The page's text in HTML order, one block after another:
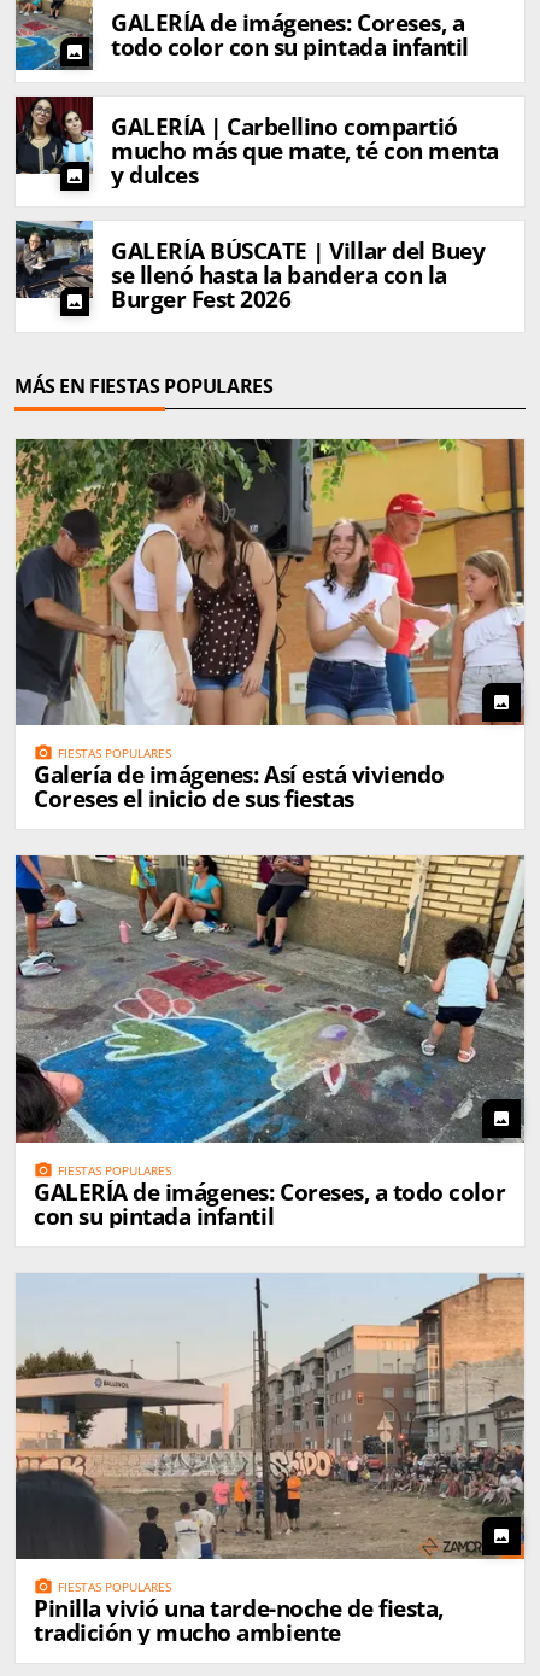
photo
GALERÍA de imágenes: Coreses, a
todo color con su pintada infantil
photo
GALERÍA | Carbellino compartió
mucho más que mate, té con menta
y dulces
photo
GALERÍA BÚSCATE | Villar del Buey
se llenó hasta la bandera con la
Burger Fest 2026
MÁS EN FIESTAS POPULARES
photo
photo_camera FIESTAS POPULARES
Galería de imágenes: Así está viviendo
Coreses el inicio de sus fiestas
photo
photo_camera FIESTAS POPULARES
GALERÍA de imágenes: Coreses, a todo color
con su pintada infantil
photo
photo_camera FIESTAS POPULARES
Pinilla vivió una tarde-noche de fiesta,
tradición y mucho ambiente